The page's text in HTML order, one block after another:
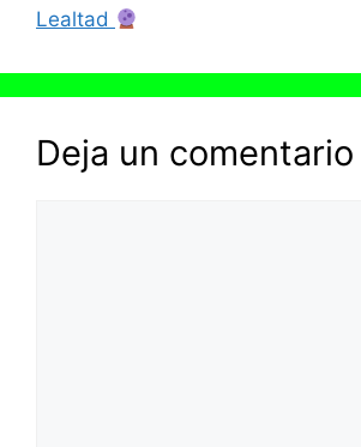
Lealtad
Deja un comentario